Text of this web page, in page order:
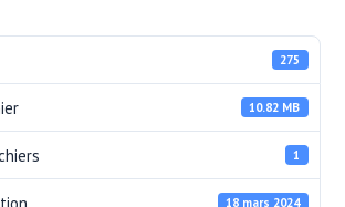
275
10.82 MB
1
18 mars 2024